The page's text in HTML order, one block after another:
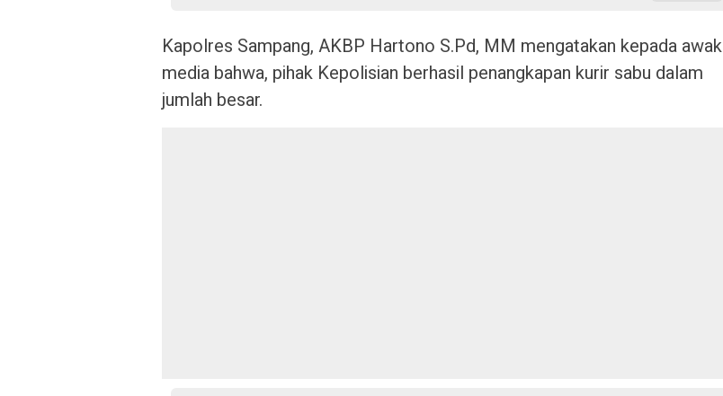
Kapolres Sampang, AKBP Hartono S.Pd, MM mengatakan kepada awak
media bahwa, pihak Kepolisian berhasil penangkapan kurir sabu dalam
jumlah besar.